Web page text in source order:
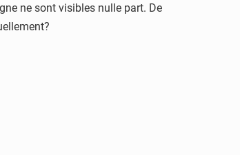
ne sont visibles nulle part. De